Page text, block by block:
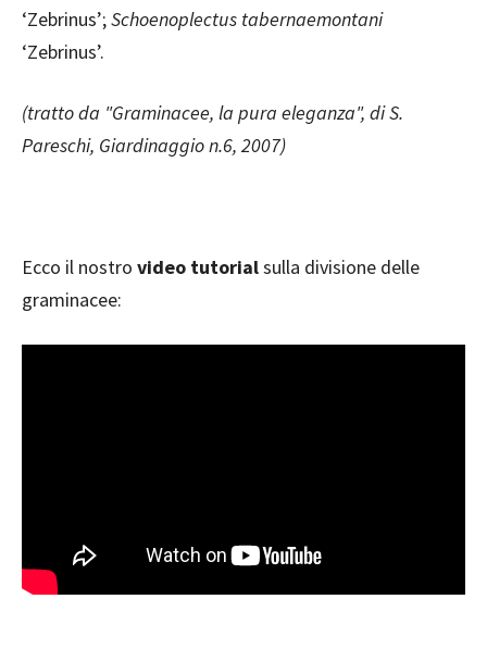
‘Zebrinus’;Schoenoplectus tabernaemontani
‘Zebrinus’.
(tratto da "Graminacee, la pura eleganza", di S.
Pareschi, Giardinaggio n.6, 2007)
Ecco il nostro video tutorialsulla divisione delle
graminacee: